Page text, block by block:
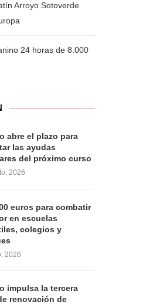
Arroyo Sotoverde
24 horas de 8.000
abre el plazo para
las ayudas
del próximo curso
2026
euros para combatir
en escuelas
colegios y
2026
impulsa la tercera
renovación de